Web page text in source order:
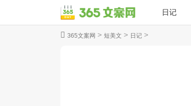
日记
365文案网 > 短美文 > 日记 >